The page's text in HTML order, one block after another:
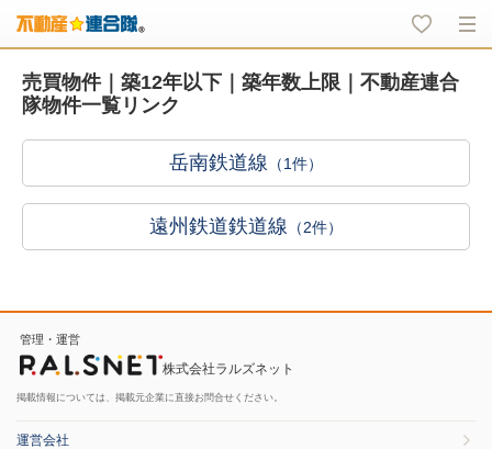
売買物件｜築12年以下｜築年数上限｜不動産連合
隊物件一覧リンク
岳南鉄道線 （1件）
遠州鉄道鉄道線 （2件）
管理・運営
株式会社ラルズネット
掲載情報については、掲載元企業に直接お問合せください。
運営会社